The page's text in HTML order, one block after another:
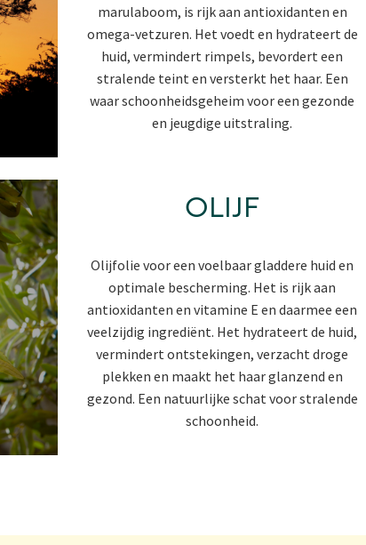
marulaboom, is rijk aan antioxidanten en
omega-vetzuren. Het voedt en hydrateert de
huid, vermindert rimpels, bevordert een
stralende teint en versterkt het haar. Een
waar schoonheidsgeheim voor een gezonde
en jeugdige uitstraling.
OLIJF
Olijfolie voor een voelbaar gladdere huid en
optimale bescherming. Het is rijk aan
antioxidanten en vitamine E en daarmee een
veelzijdig ingrediënt. Het hydrateert de huid,
vermindert ontstekingen, verzacht droge
plekken en maakt het haar glanzend en
gezond. Een natuurlijke schat voor stralende
schoonheid.